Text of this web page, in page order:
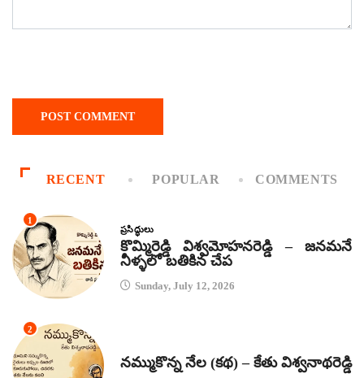
RECENT POPULAR COMMENTS
1
ప్రసిద్ధులు
కొమ్మిరెడ్డి విశ్వమోహనరెడ్డి – జనమనే
నీళ్ళలో బతికిన చేప
Sunday, July 12, 2026
2
నమ్ముకొన్న నేల (కథ) – కేతు విశ్వనాథరెడ్డి